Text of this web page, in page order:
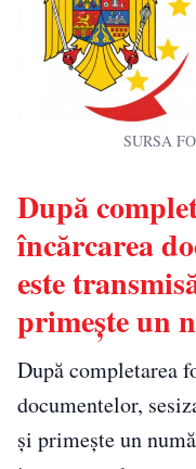
SURSA
După
încărcarea
este
primește un
După completarea
documentelor,
și primește un